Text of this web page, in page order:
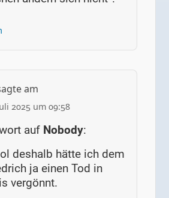
am
2025 um 09:58
auf Nobody:
deshalb hätte ich dem
ja einen Tod in
vergönnt.